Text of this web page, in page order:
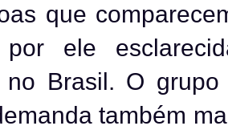
que
ele
no Brasil. O
também